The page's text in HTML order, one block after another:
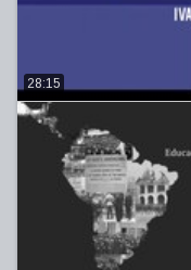
28:15